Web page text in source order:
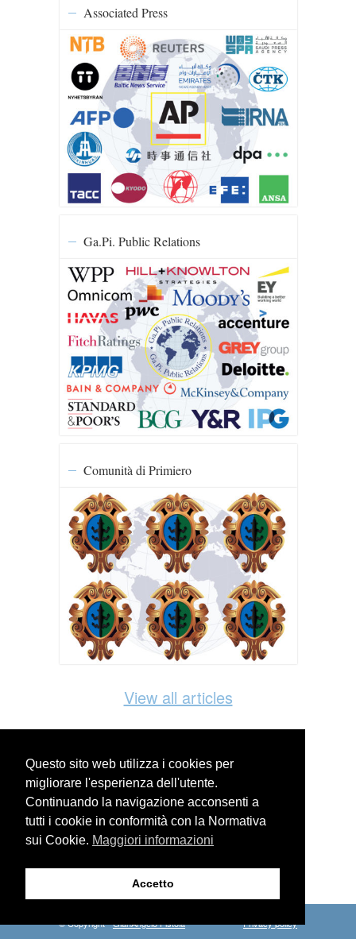
Associated Press
Ga.Pi. Public Relations
Comunità di Primiero
View all articles
WEBSITE SEARCH
© Copyright -GianAngelo Pistoia Privacy policy
Questo sito web utilizza i cookies per
migliorare l'esperienza dell'utente.
Continuando la navigazione acconsenti a
tutti i cookie in conformità con la Normativa
sui Cookie. Maggiori informazioni
Accetto